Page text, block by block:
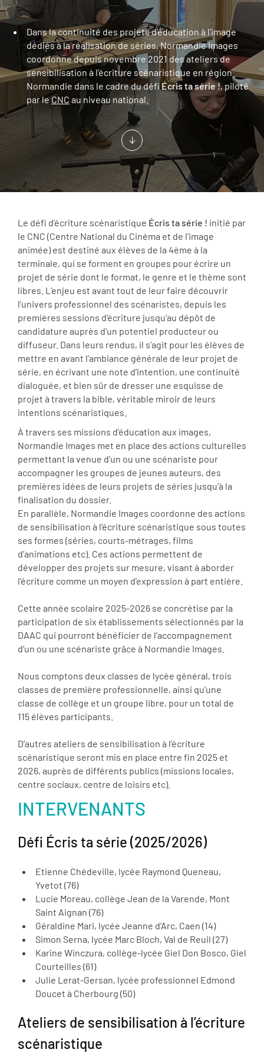
Dans la continuité des projets d’éducation à l’image
dédiés à la réalisation de séries, Normandie Images
coordonne depuis novembre 2021 des ateliers de
sensibilisation à l’écriture scénaristique en région
Normandie dans le cadre du défiÉcris ta série !, piloté
par leCNC au niveau national.
Le défi d’écriture scénaristique Écris ta série ! initié par
le CNC (Centre National du Cinéma et de l’image
animée) est destiné aux élèves de la 4ème à la
terminale, qui se forment en groupes pour écrire un
projet de série dont le format, le genre et le thème sont
libres. L’enjeu est avant tout de leur faire découvrir
l’univers professionnel des scénaristes, depuis les
premières sessions d’écriture jusqu’au dépôt de
candidature auprès d’un potentiel producteur ou
diffuseur. Dans leurs rendus, il s’agit pour les élèves de
mettre en avant l’ambiance générale de leur projet de
série, en écrivant une note d’intention, une continuité
dialoguée, et bien sûr de dresser une esquisse de
projet à travers la bible, véritable miroir de leurs
intentions scénaristiques.
À travers ses missions d'éducation aux images,
Normandie Images met en place des actions culturelles
permettant la venue d’un ou une scénariste pour
accompagner les groupes de jeunes auteurs, des
premières idées de leurs projets de séries jusqu’à la
finalisation du dossier.
En parallèle, Normandie Images coordonne des actions
de sensibilisation à l’écriture scénaristique sous toutes
ses formes (séries, courts-métrages, films
d’animations etc). Ces actions permettent de
développer des projets sur mesure, visant à aborder
l’écriture comme un moyen d’expression à part entière.
Cette année scolaire 2025-2026 se concrétise par la
participation de six établissements sélectionnés par la
DAAC qui pourront bénéficier de l’accompagnement
d’un ou une scénariste grâce à Normandie Images.
Nous comptons deux classes de lycée général, trois
classes de première professionnelle, ainsi qu’une
classe de collège et un groupe libre, pour un total de
115 élèves participants.
D’autres ateliers de sensibilisation à l’écriture
scénaristique seront mis en place entre fin 2025 et
2026, auprès de différents publics (missions locales,
centre sociaux, centre de loisirs etc).
INTERVENANTS
Défi Écris ta série (2025/2026)
Etienne Chédeville, lycée Raymond Queneau,
Yvetot (76)
Lucie Moreau, collège Jean de la Varende, Mont
Saint Aignan (76)
Géraldine Mari, lycée Jeanne d’Arc, Caen (14)
Simon Serna, lycée Marc Bloch, Val de Reuil (27)
Karine Winczura, collège-lycée Giel Don Bosco, Giel
Courteilles (61)
Julie Lerat-Gersan, lycée professionnel Edmond
Doucet à Cherbourg (50)
Ateliers de sensibilisation à l’écriture
scénaristique